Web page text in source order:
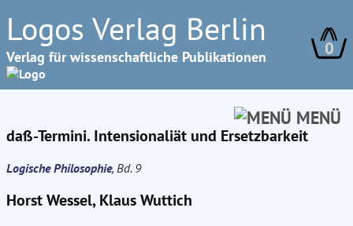
Logos Verlag Berlin
Verlag für wissenschaftliche Publikationen 0
MENÜ
daß-Termini. Intensionaliät und Ersetzbarkeit
Logische Philosophie, Bd. 9
Horst Wessel, Klaus Wuttich